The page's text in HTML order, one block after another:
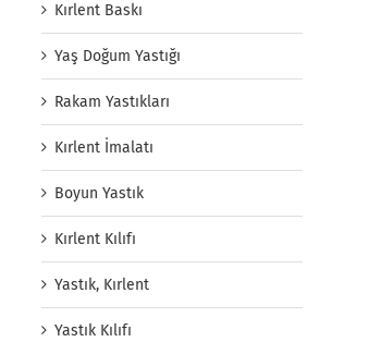
Kırlent Baskı
Yaş Doğum Yastığı
Rakam Yastıkları
Kırlent İmalatı
Boyun Yastık
Kırlent Kılıfı
Yastık, Kırlent
Yastık Kılıfı